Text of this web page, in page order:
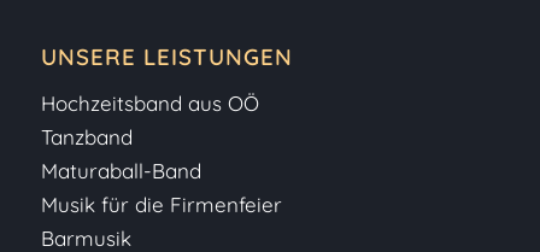
UNSERE LEISTUNGEN
Hochzeitsband aus OÖ
Tanzband
Maturaball-Band
Musik für die Firmenfeier
Barmusik